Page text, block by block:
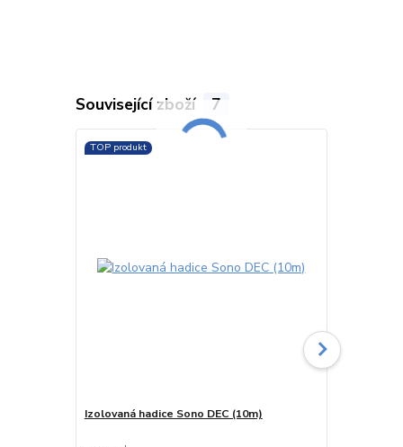
Související zboží 7
TOP produkt
Izolovaná hadice Sono DEC (10m)